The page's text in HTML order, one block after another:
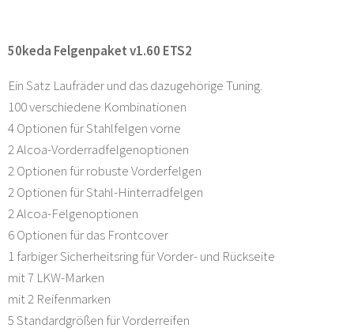
50keda Felgenpaket v1.60 ETS2
Ein Satz Laufräder und das dazugehörige Tuning.
100 verschiedene Kombinationen
4 Optionen für Stahlfelgen vorne
2 Alcoa-Vorderradfelgenoptionen
2 Optionen für robuste Vorderfelgen
2 Optionen für Stahl-Hinterradfelgen
2 Alcoa-Felgenoptionen
6 Optionen für das Frontcover
1 farbiger Sicherheitsring für Vorder- und Rückseite
mit 7 LKW-Marken
mit 2 Reifenmarken
5 Standardgrößen für Vorderreifen